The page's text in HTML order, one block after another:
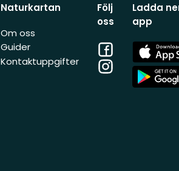
Naturkartan
Om oss
Guider
Kontaktuppgifter
Följ
oss
Facebook
Instagram
Ladda
app
App
Store
App
Store